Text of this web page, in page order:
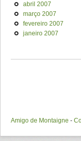
abril 2007
março 2007
fevereiro 2007
janeiro 2007
Amigo de Montaigne -